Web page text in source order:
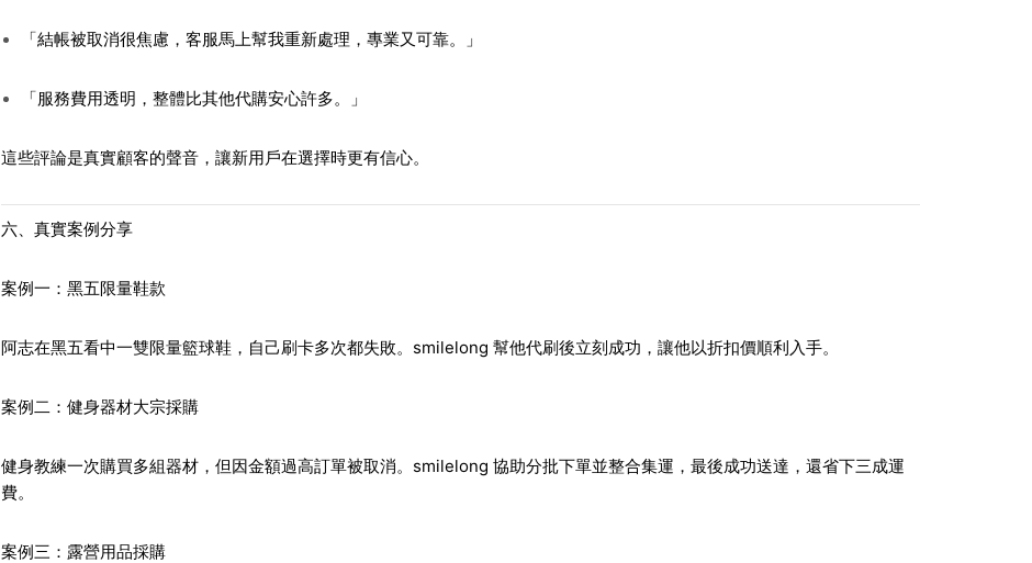
「結帳被取消很焦慮，客服馬上幫我重新處理，專業又可靠。」
「服務費用透明，整體比其他代購安心許多。」
這些評論是真實顧客的聲音，讓新用戶在選擇時更有信心。
六、真實案例分享
案例一：黑五限量鞋款
阿志在黑五看中一雙限量籃球鞋，自己刷卡多次都失敗。smilelong 幫他代刷後立刻成功，讓他以折扣價順利入手。
案例二：健身器材大宗採購
健身教練一次購買多組器材，但因金額過高訂單被取消。smilelong 協助分批下單並整合集運，最後成功送達，還省下三成運
費。
案例三：露營用品採購